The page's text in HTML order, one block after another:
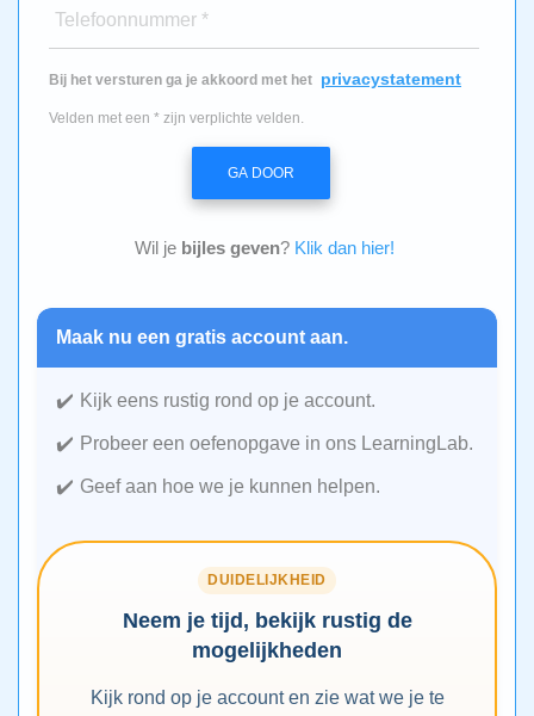
Telefoonnummer *
Bij het versturen ga je akkoord met het privacystatement
Velden met een * zijn verplichte velden.
GA DOOR
Wil je bijles geven? Klik dan hier!
Maak nu een gratis account aan.
Kijk eens rustig rond op je account.
Probeer een oefenopgave in ons LearningLab.
Geef aan hoe we je kunnen helpen.
DUIDELIJKHEID
Neem je tijd, bekijk rustig de
mogelijkheden
Kijk rond op je account en zie wat we je te